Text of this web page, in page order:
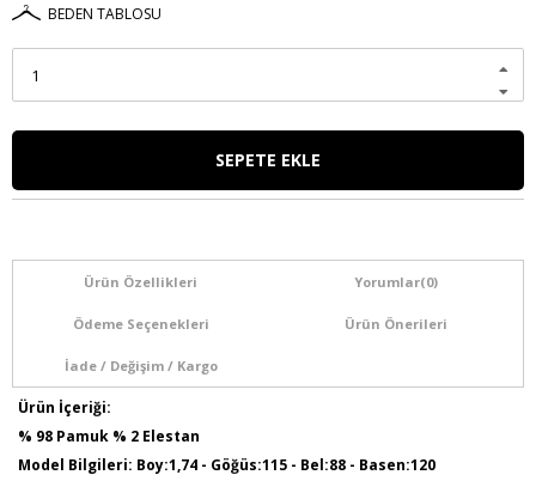
BEDEN TABLOSU
Ürün Özellikleri Yorumlar(0)
Ödeme Seçenekleri Ürün Önerileri
İade / Değişim / Kargo
Ürün İçeriği:
% 98 Pamuk % 2 Elestan
Model Bilgileri: Boy:1,74 - Göğüs:115 - Bel:88 - Basen:120